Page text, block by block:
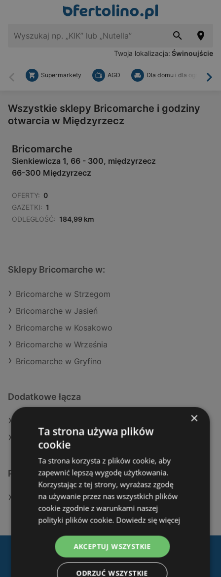
Twoja lokalizacja: Świnoujście
Wstecz
Supermarkety AGD Dla domu i dla ogrodu
Wszystkie sklepy Bricomarche i godziny
otwarcia w Międzyrzecz
Bricomarche
Sienkiewicza 1, 66 - 300, międzyrzecz
66-300 Międzyrzecz
OFERTY: 0
GAZETKI: 1
ODLEGŁOŚĆ: 184,99 km
Sklepy Bricomarche w:
Bricomarche w Strzegom
Bricomarche w Jasień
Bricomarche w Kosakowo
Bricomarche w Września
Bricomarche w Gryfino
Dodatkowe łącza
Aktualne gazetki JYSK
Podobne sklepy detaliczne
Oferty JYSK
Pobierz naszą aplikację
×
Ta strona używa plików
cookie
Ta strona korzysta z plików cookie, aby
zapewnić lepszą wygodę użytkowania.
Korzystając z tej strony, wyrażasz zgodę
na używanie przez nas wszystkich plików
cookie zgodnie z warunkami naszej
polityki plików cookie. Dowiedz się więcej
AKCEPTUJ WSZYSTKIE
ODRZUĆ WSZYSTKIE